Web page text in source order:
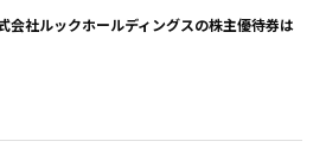
社ルックホールディングスの株主優待券は